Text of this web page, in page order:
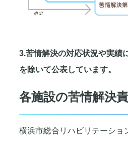
3.苦情解決の対応状況や実績
を除いて公表しています。
各施設の苦情解決
横浜市総合リハビリテーショ